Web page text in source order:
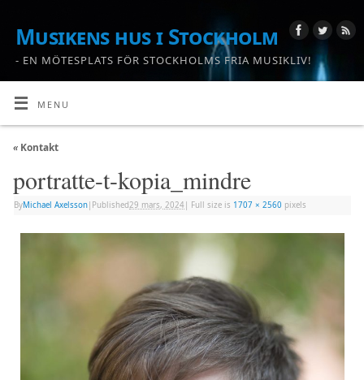
Musikens hus i Stockholm
- EN MÖTESPLATS FÖR STOCKHOLMS FRIA MUSIKLIV!
MENU
« Kontakt
portratte-t-kopia_mindre
ByMichael Axelsson Published29 mars, 2024 Full size is 1707 × 2560 pixels